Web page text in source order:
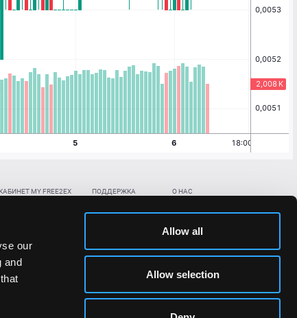
our
and
Allow all
Allow selection
MY FREE2EX
ссылка
пароль/ПИН-код
ПОДДЕРЖКА
О НАС
Политика конфиденциальности
Раскрытие рисков
стоимости токенов;